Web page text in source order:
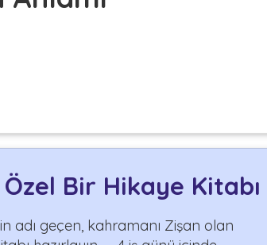
Bir Hikaye Kitabı
adı geçen, kahramanı Zişan olan